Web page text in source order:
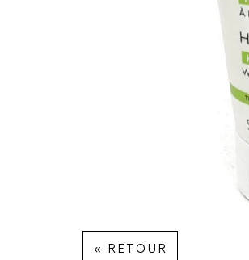
« RETOUR